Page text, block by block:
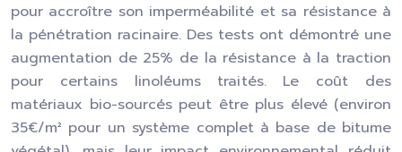
pour accroître son imperméabilité et sa résistance à
la pénétration racinaire. Des tests ont démontré une
augmentation de 25% de la résistance à la traction
pour certains linoléums traités. Le coût des
matériaux bio-sourcés peut être plus élevé (environ
35€/m² pour un système complet à base de bitume